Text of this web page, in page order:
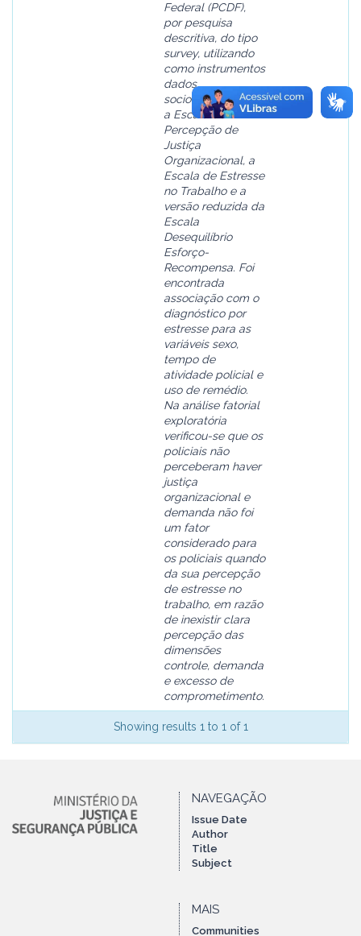
Federal (PCDF),
por pesquisa
descritiva, do tipo
survey, utilizando
como instrumentos
dados
sociodemográficos,
a Escala de
Percepção de
Justiça
Organizacional, a
Escala de Estresse
no Trabalho e a
versão reduzida da
Escala
Desequilíbrio
Esforço-
Recompensa. Foi
encontrada
associação com o
diagnóstico por
estresse para as
variáveis sexo,
tempo de
atividade policial e
uso de remédio.
Na análise fatorial
exploratória
verificou-se que os
policiais não
perceberam haver
justiça
organizacional e
demanda não foi
um fator
considerado para
os policiais quando
da sua percepção
de estresse no
trabalho, em razão
de inexistir clara
percepção das
dimensões
controle, demanda
e excesso de
comprometimento.
Showing results 1 to 1 of 1
NAVEGAÇÃO
Issue Date
Author
Title
Subject
MAIS
Communities